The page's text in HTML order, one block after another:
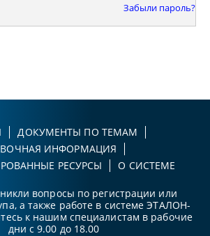
Забыли пароль?
ДОКУМЕНТЫ ПО ТЕМАМ
ИНФОРМАЦИЯ
РЕСУРСЫ
О СИСТЕМЕ
вопросы по регистрации или
а также работе в системе ЭТАЛОН-
к нашим специалистам в рабочие
дни с 9.00 до 18.00